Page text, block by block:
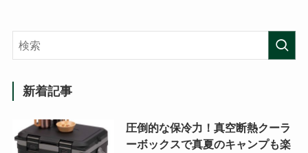
新着記事
圧倒的な保冷力！真空断熱クーラ
ーボックスで真夏のキャンプも楽